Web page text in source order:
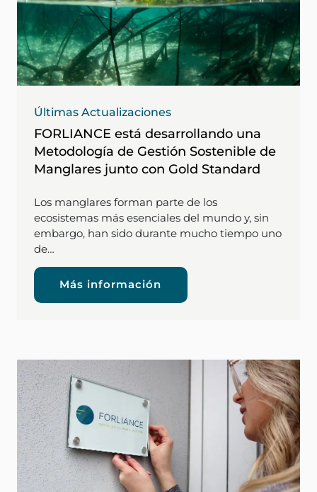
Últimas Actualizaciones
FORLIANCE está desarrollando una
Metodología de Gestión Sostenible de
Manglares junto con Gold Standard
Los manglares forman parte de los
ecosistemas más esenciales del mundo y, sin
embargo, han sido durante mucho tiempo uno
de…
Más información